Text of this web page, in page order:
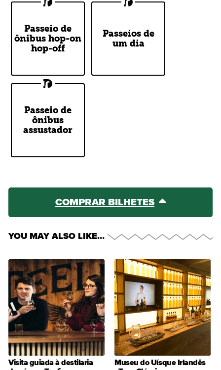
Passeio de
ônibus hop-on
hop-off
Discover
Dublin's Top
Attractions
Passeios de
um dia
Venture
Outside of
Dublin
Passeio de
ônibus
assustador
Get on if you
dare
COMPRAR BILHETES
YOU MAY ALSO LIKE…
Visita guiada à destilaria
Museu do Uísque Irlandês